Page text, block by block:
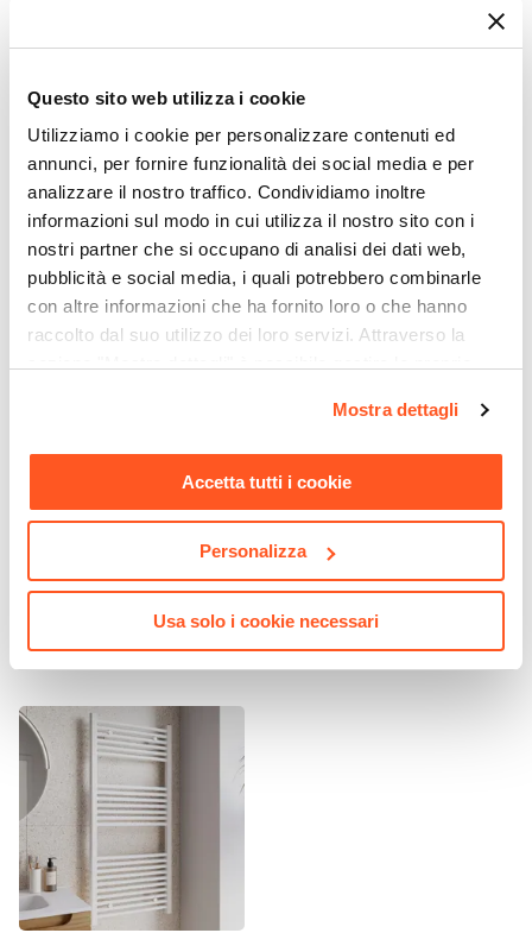
Questo sito web utilizza i cookie
Utilizziamo i cookie per personalizzare contenuti ed
annunci, per fornire funzionalità dei social media e per
analizzare il nostro traffico. Condividiamo inoltre
informazioni sul modo in cui utilizza il nostro sito con i
nostri partner che si occupano di analisi dei dati web,
pubblicità e social media, i quali potrebbero combinarle
con altre informazioni che ha fornito loro o che hanno
raccolto dal suo utilizzo dei loro servizi. Attraverso la
momento. Per maggiori informazioni si invita a leggere la
Mostra dettagli
Accetta tutti i cookie
Personalizza
Usa solo i cookie necessari
Miscelatore Bidet
Marca
Paini
Serie
Green
Colore
Cromo
Azionamento
Sezione Base
Attacchi
Lunghezza Canna
Materiale
Scarico
Per scarico a salterello
Installazione
Monoforo
Flessibili Di Collegamento
Inclusi
Piletta
Ti suggeriamo anche
CODICE:SUN-PI4
portascopino vetro bianco e
acciaio cromo - Sunrise
CODICE:SUN-PI2
Piantana portasciugamani
in vetro bianco e acciaio
cromo - Sunrise